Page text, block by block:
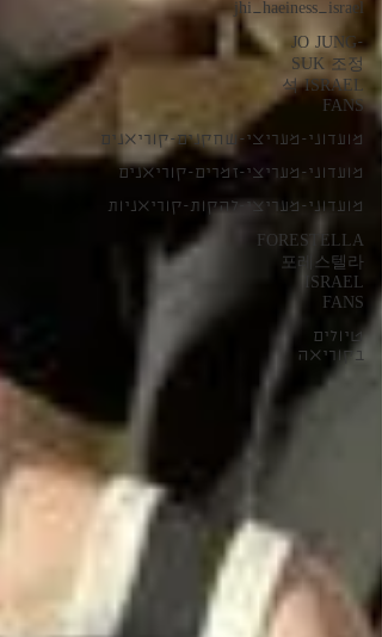
jhi_haeiness_israel
JO JUNG-
SUK 조정
석 ISRAEL
FANS
מועדוני-מעריצי-שחקנים-קוריאנים
מועדוני-מעריצי-זמרים-קוריאנים
מועדוני-מעריצי-להקות-קוריאניות
FORESTELLA
포레스텔라
ISRAEL
FANS
טיולים
בקוריאה